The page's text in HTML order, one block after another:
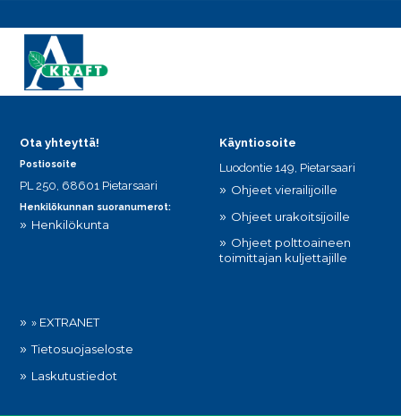
Ota yhteyttä!
Postiosoite
PL 250, 68601 Pietarsaari
Henkilökunnan suoranumerot:
Henkilökunta
Käyntiosoite
Luodontie 149, Pietarsaari
Ohjeet vierailijoille
Ohjeet urakoitsijoille
Ohjeet polttoaineen
toimittajan kuljettajille
» EXTRANET
Tietosuojaseloste
Laskutustiedot